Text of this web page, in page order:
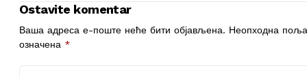
Ostavite komentar
Ваша адреса е-поште неће бити објављена. Неопходна
означена *